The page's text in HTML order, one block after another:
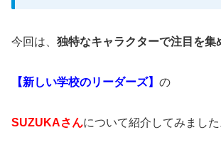
今回は、 独特なキャラクターで注目を集
【新しい学校のリーダーズ】 の
SUZUKAさんについて紹介してみました